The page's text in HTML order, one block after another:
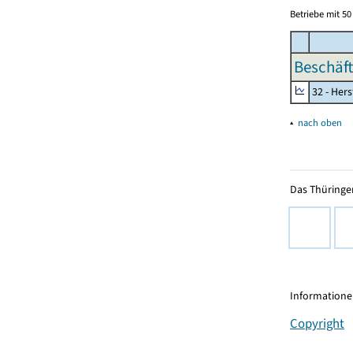
Betriebe mit
32 -
▴ nach oben
Das
Copyright